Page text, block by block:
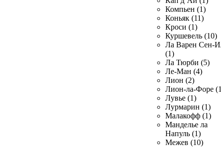
Компьен (1)
Коньяк (11)
Кроси (1)
Куршевель (10)
Ла Варен Сен-
(1)
Ла Тюрби (5)
Ле-Ман (4)
Лион (2)
Лион-ла-Форе
Лувье (1)
Лурмарин (1)
Малакофф (1)
Манделье ла
Напуль (1)
Межев (10)